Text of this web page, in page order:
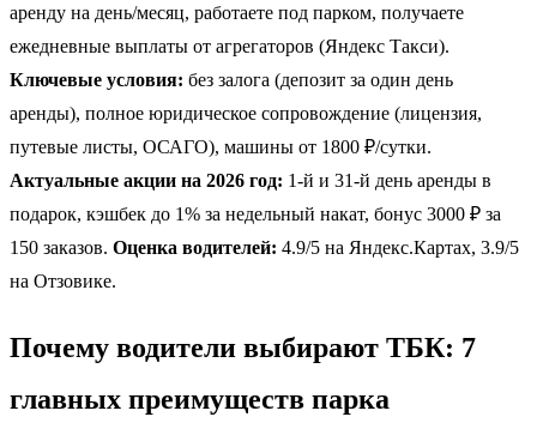
аренду на день/месяц, работаете под парком, получаете
ежедневные выплаты от агрегаторов (Яндекс Такси).
Ключевые условия: без залога (депозит за один день
аренды), полное юридическое сопровождение (лицензия,
путевые листы, ОСАГО), машины от 1800 ₽/сутки.
Актуальные акции на 2026 год: 1-й и 31-й день аренды в
подарок, кэшбек до 1% за недельный накат, бонус 3000 ₽ за
150 заказов. Оценка водителей: 4.9/5 на Яндекс.Картах, 3.9/5
на Отзовике.
Почему водители выбирают ТБК: 7
главных преимуществ парка